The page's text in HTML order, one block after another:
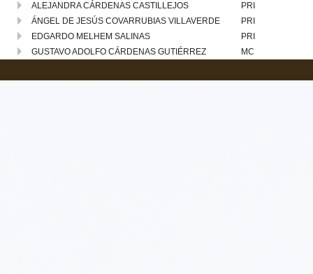
ALEJANDRA CÁRDENAS CASTILLEJOS
PRI
ÁNGEL DE JESÚS COVARRUBIAS VILLAVERDE
PRI
EDGARDO MELHEM SALINAS
PRI
GUSTAVO ADOLFO CÁRDENAS GUTIÉRREZ
MC